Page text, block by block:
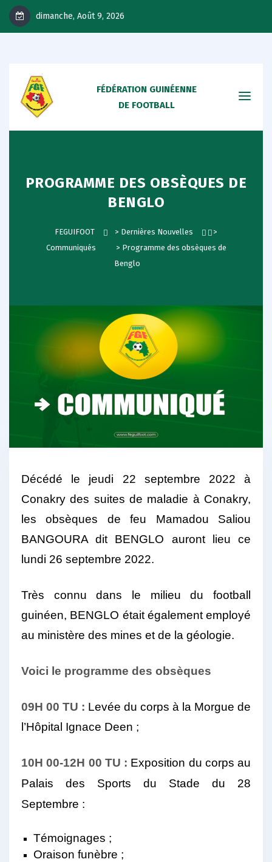
dimanche, Août 9, 2026
FÉDÉRATION GUINÉENNE
DE FOOTBALL
PROGRAMME DES OBSÈQUES DE
BENGLO
FEGUIFOOT > Dernières Nouvelles
>
Communiqués
> Programme des obsèques de
Benglo
Décédé le jeudi 22 septembre 2022 à
Conakry des suites de maladie à Conakry,
les obsèques de feu Mamadou Saliou
BANGOURA dit BENGLO auront lieu ce
lundi 26 septembre 2022.
Très connu dans le milieu du football
guinéen, BENGLO était également employé
au ministère des mines et de la géologie.
Voici le programme des obsèques
09H 00 TU : Levée du corps à la Morgue de
l’Hôpital Ignace Deen ;
10H 00-12H 00 TU : Exposition du corps au
Palais des Sports du Stade du 28
Septembre :
Témoignages ;
Oraison funèbre ;